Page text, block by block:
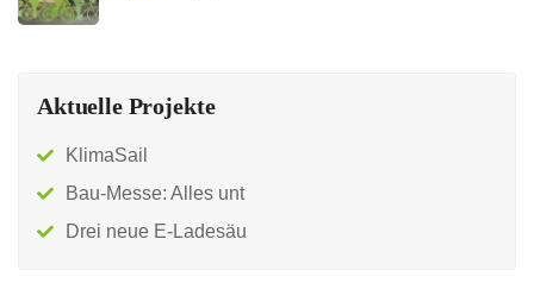
Aktuelle Projekte
KlimaSail
Bau-Messe: Alles unt
Drei neue E-Ladesäu